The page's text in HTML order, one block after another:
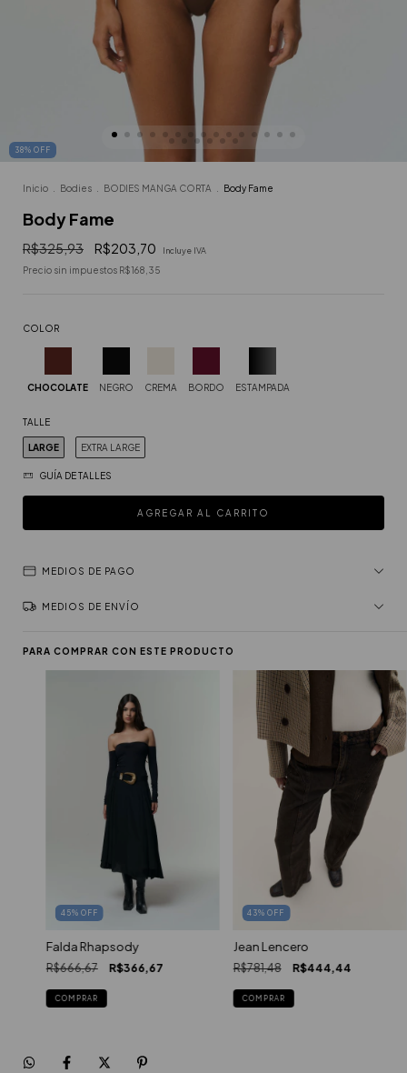
38% OFF
Inicio Bodies BODIES MANGA CORTA Body Fame
Body Fame
R$325,93 R$203,70 Incluye IVA
Precio sin impuestos R$168,35
COLOR
CHOCOLATE NEGRO CREMA BORDO ESTAMPADA
TALLE
LARGE EXTRA LARGE
GUÍA DE TALLES
MEDIOS DE PAGO
MEDIOS DE ENVÍO
PARA COMPRAR CON ESTE PRODUCTO
45% OFF
Falda Rhapsody
R$666,67 R$366,67
COMPRAR
43%OFF
Jean Lencero
R$781,48 R$444,44
COMPRAR